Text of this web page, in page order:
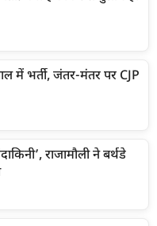
में भर्ती, जंतर-मंतर पर CJP
राजामौली ने बर्थडे